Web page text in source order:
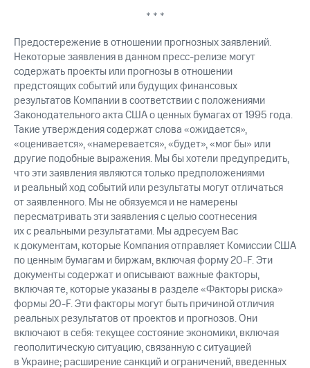
* * *
Предостережение в отношении прогнозных заявлений.
Некоторые заявления в данном пресс-релизе могут
содержать проекты или прогнозы в отношении
предстоящих событий или будущих финансовых
результатов Компании в соответствии с положениями
Законодательного акта США о ценных бумагах от 1995 года.
Такие утверждения содержат слова «ожидается»,
«оценивается», «намеревается», «будет», «мог бы» или
другие подобные выражения. Мы бы хотели предупредить,
что эти заявления являются только предположениями
и реальный ход событий или результаты могут отличаться
от заявленного. Мы не обязуемся и не намерены
пересматривать эти заявления с целью соотнесения
их с реальными результатами. Мы адресуем Вас
к документам, которые Компания отправляет Комиссии США
по ценным бумагам и биржам, включая форму20-F.Эти
документы содержат и описывают важные факторы,
включая те, которые указаны в разделе «Факторы риска»
формы20-F.Эти факторы могут быть причиной отличия
реальных результатов от проектов и прогнозов. Они
включают в себя: текущее состояние экономики, включая
геополитическую ситуацию, связанную с ситуацией
в Украине; расширение санкций и ограничений, введенных